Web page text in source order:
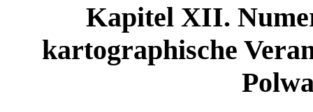
Kapitel XII.
kartographische